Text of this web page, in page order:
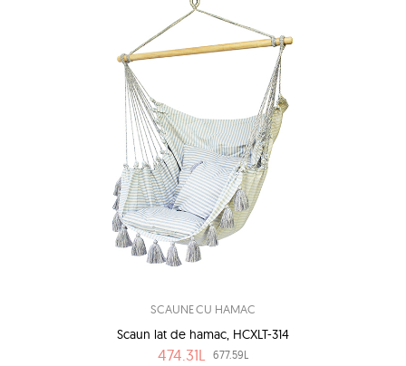
SCAUNE CU HAMAC
Scaun lat de hamac, HCXLT-314
474.31L 677.59L